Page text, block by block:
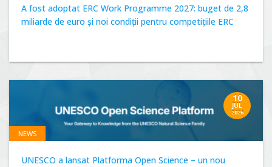
A fost adoptat ERC Work Programme 2027: buget de 2,8
miliarde de euro și noi condiții pentru competițiile ERC
10
JUL
2026
NEWS
UNESCO a lansat Platforma Open Science – un nou